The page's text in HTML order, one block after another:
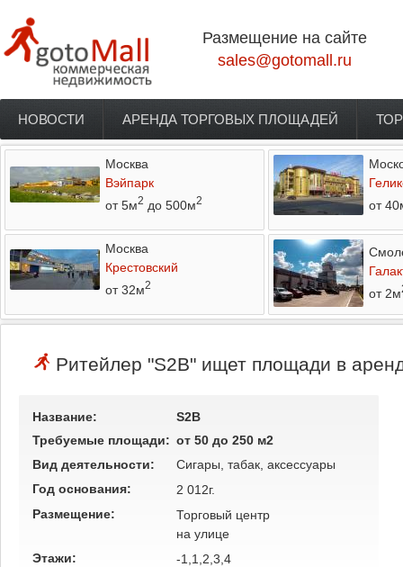
Размещение на сайте
sales@gotomall.ru
Главное меню
НОВОСТИ АРЕНДА ТОРГОВЫХ ПЛОЩАДЕЙ
Москва
Вэйпарк
от 5м2 до 500м2
от
Москва
Крестовский
от 32м2
от 2м
Ритейлер "S2B" ищет площади в
Название:
S2B
Требуемые площади: от 50 до 250 м2
Вид деятельности:
Сигары, табак, аксессуары
Год основания:
2 012г.
Размещение:
Торговый центр
на улице
Этажи:
-1,1,2,3,4